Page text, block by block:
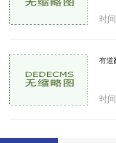
时
有道
时